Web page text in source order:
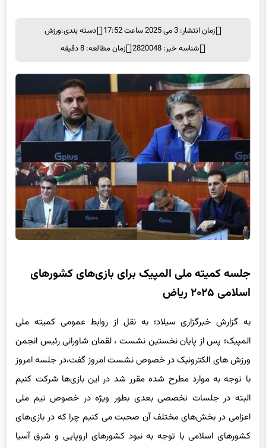
شناسه خبر: 2820048
زمان مطالعه: 8 دقیقه
اسلامی ۲۰۲۵ ریاض
المپیک؛ پس از پایان نخستین نشست ، لقمان شاورانی رئیس انجمن
ورزش های الکترونیک در خصوص نشست امروز گفت،در جلسه امروز
با توجه به موارد مطرح شده مقرر شد در این بازی‌ها شرکت کنیم
البته در جلسات تخصصی بعدی بطور ویژه در خصوص تیم ملی
اعزامی در بخش‌های مختلف آن صحبت می کنیم چرا که در بازی‌های
کشورهای اسلامی با توجه به نبود کشورهای اروپایی و شرق آسیا
شانس مدال آوری بالایی داریم تا بتوانیم انشالله پرچم کشورمان را به